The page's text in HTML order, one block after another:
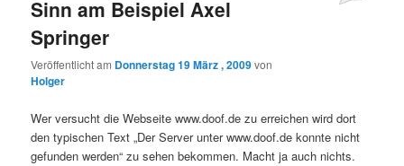
Sinn am Beispiel Axel
Springer
Veröffentlicht am Donnerstag 19 März , 2009von
Holger
Wer versucht die Webseite www.doof.de zu erreichen wird dort
den typischen Text „Der Server unter www.doof.de konnte nicht
gefunden werden“ zu sehen bekommen. Macht ja auch nichts.